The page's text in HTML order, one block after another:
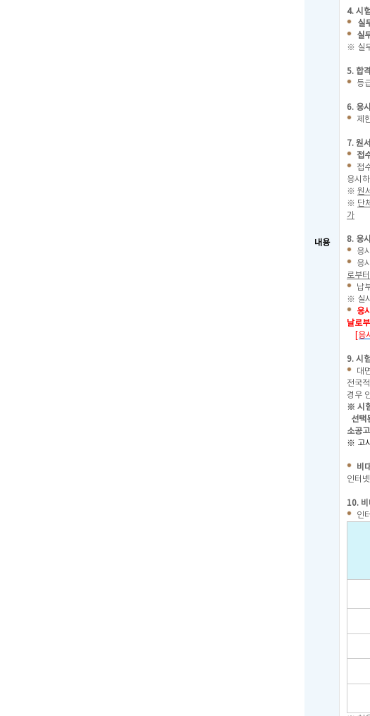
내용
4. 시
실
실
※ 실
5. 합
등
6. 응
제
7. 원
접
접
응시
※ 원
※ 단
가
8. 응
응
응
로부
납
※ 실
응
날로
[응
9. 시
대
전국
경우
※ 시
선택
소공
※ 고
비
인터
10. 비
인